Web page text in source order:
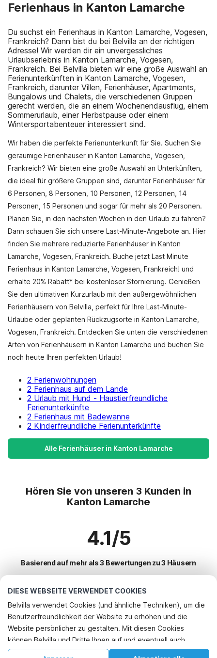
DIESE WEBSEITE VERWENDET COOKIES
Belvilla verwendet Cookies (und ähnliche Techniken), um die
Benutzerfreundlichkeit der Website zu erhöhen und die
Website persönlicher zu gestalten. Mit diesen Cookies
können Belvilla und Dritte Ihnen auf und eventuell auch
außerhalb unserer Website folgen, um Werbung Ihren
Ferienhaus in Kanton Lamarche
Du suchst ein Ferienhaus in Kanton Lamarche, Vogesen,
Frankreich? Dann bist du bei Belvilla an der richtigen
Adresse! Wir werden dir ein unvergessliches
Urlaubserlebnis in Kanton Lamarche, Vogesen,
Frankreich. Bei Belvilla bieten wir eine große Auswahl an
Ferienunterkünften in Kanton Lamarche, Vogesen,
Frankreich, darunter Villen, Ferienhäuser, Apartments,
Bungalows und Chalets, die verschiedenen Gruppen
gerecht werden, die an einem Wochenendausflug, einem
Sommerurlaub, einer Herbstpause oder einem
Wintersportabenteuer interessiert sind.
Wir haben die perfekte Ferienunterkunft für Sie. Suchen Sie
geräumige Ferienhäuser in Kanton Lamarche, Vogesen,
Frankreich? Wir bieten eine große Auswahl an Unterkünften,
die ideal für größere Gruppen sind, darunter Ferienhäuser für
6 Personen, 8 Personen, 10 Personen, 12 Personen, 14
Personen, 15 Personen und sogar für mehr als 20 Personen.
Planen Sie, in den nächsten Wochen in den Urlaub zu fahren?
Dann schauen Sie sich unsere Last-Minute-Angebote an. Hier
finden Sie mehrere reduzierte Ferienhäuser in Kanton
Lamarche, Vogesen, Frankreich. Buche jetzt Last Minute
Ferienhaus in Kanton Lamarche, Vogesen, Frankreich! und
erhalte 20% Rabatt* bei kostenloser Stornierung. Genießen
Sie den ultimativen Kurzurlaub mit den außergewöhnlichen
Ferienhäusern von Belvilla, perfekt für Ihre Last-Minute-
Urlaube oder geplanten Rückzugsorte in Kanton Lamarche,
Vogesen, Frankreich. Entdecken Sie unten die verschiedenen
Arten von Ferienhäusern in Kanton Lamarche und buchen Sie
noch heute Ihren perfekten Urlaub!
2 Ferienwohnungen
2 Ferienhaus auf dem Lande
2 Urlaub mit Hund - Haustierfreundliche
Ferienunterkünfte
2 Ferienhaus mit Badewanne
2 Kinderfreundliche Ferienunterkünfte
Alle Ferienhäuser in Kanton Lamarche
Hören Sie von unseren 3 Kunden in
Kanton Lamarche
4.1/5
Basierend auf mehr als 3 Bewertungen zu 3 Häusern
Beliebteste Reiseziele für Urlaub
Top-Städte mit Top-Annehmlichkeiten für den Urlaub
Urlaub mit Hund - Haustierfreundliche Ferienunterkünfte saint-die-
Urlaub mit Hund - Haustierfreundliche Ferienunterkünfte fraize
Beliebte Ausstattungen für Urlaub in Kanton-lamarche
Ferienwohnungen
Telefonisch buchen